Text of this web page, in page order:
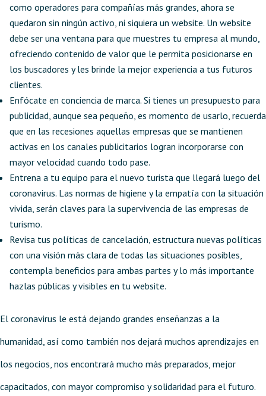
como operadores para compañías más grandes, ahora se
quedaron sin ningún activo, ni siquiera un website. Un website
debe ser una ventana para que muestres tu empresa al mundo,
ofreciendo contenido de valor que le permita posicionarse en
los buscadores y les brinde la mejor experiencia a tus futuros
clientes.
Enfócate en conciencia de marca. Si tienes un presupuesto para
publicidad, aunque sea pequeño, es momento de usarlo, recuerda
que en las recesiones aquellas empresas que se mantienen
activas en los canales publicitarios logran incorporarse con
mayor velocidad cuando todo pase.
Entrena a tu equipo para el nuevo turista que llegará luego del
coronavirus. Las normas de higiene y la empatía con la situación
vivida, serán claves para la supervivencia de las empresas de
turismo.
Revisa tus políticas de cancelación, estructura nuevas políticas
con una visión más clara de todas las situaciones posibles,
contempla beneficios para ambas partes y lo más importante
hazlas públicas y visibles en tu website.
El coronavirus le está dejando grandes enseñanzas a la
humanidad, así como también nos dejará muchos aprendizajes en
los negocios, nos encontrará mucho más preparados, mejor
capacitados, con mayor compromiso y solidaridad para el futuro.